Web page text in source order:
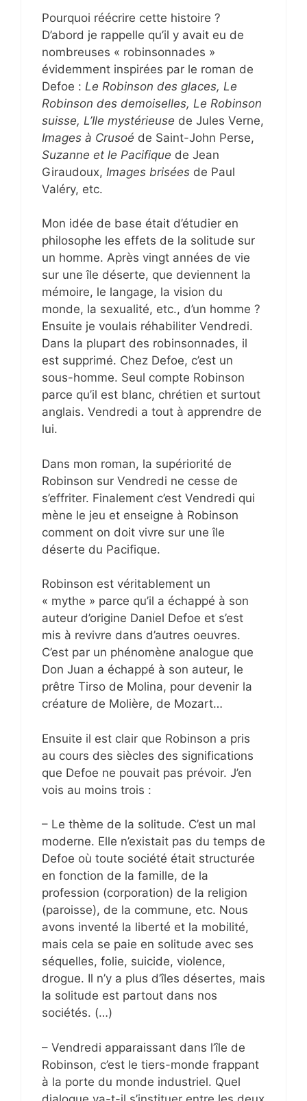
Pourquoi réécrire cette histoire ?
D’abord je rappelle qu’il y avait eu de
nombreuses « robinsonnades »
évidemment inspirées par le roman de
Defoe : Le Robinson des glaces, Le
Robinson des demoiselles, Le Robinson
suisse, L’Ile mystérieuse de Jules Verne,
Images à Crusoé de Saint-John Perse,
Suzanne et le Pacifique de Jean
Giraudoux, Images brisées de Paul
Valéry, etc.
Mon idée de base était d’étudier en
philosophe les effets de la solitude sur
un homme. Après vingt années de vie
sur une île déserte, que deviennent la
mémoire, le langage, la vision du
monde, la sexualité, etc., d’un homme ?
Ensuite je voulais réhabiliter Vendredi.
Dans la plupart des robinsonnades, il
est supprimé. Chez Defoe, c’est un
sous-homme. Seul compte Robinson
parce qu’il est blanc, chrétien et surtout
anglais. Vendredi a tout à apprendre de
lui.
Dans mon roman, la supériorité de
Robinson sur Vendredi ne cesse de
s’effriter. Finalement c’est Vendredi qui
mène le jeu et enseigne à Robinson
comment on doit vivre sur une île
déserte du Pacifique.
Robinson est véritablement un
« mythe » parce qu’il a échappé à son
auteur d’origine Daniel Defoe et s’est
mis à revivre dans d’autres oeuvres.
C’est par un phénomène analogue que
Don Juan a échappé à son auteur, le
prêtre Tirso de Molina, pour devenir la
créature de Molière, de Mozart…
Ensuite il est clair que Robinson a pris
au cours des siècles des significations
que Defoe ne pouvait pas prévoir. J’en
vois au moins trois :
– Le thème de la solitude. C’est un mal
moderne. Elle n’existait pas du temps de
Defoe où toute société était structurée
en fonction de la famille, de la
profession (corporation) de la religion
(paroisse), de la commune, etc. Nous
avons inventé la liberté et la mobilité,
mais cela se paie en solitude avec ses
séquelles, folie, suicide, violence,
drogue. Il n’y a plus d’îles désertes, mais
la solitude est partout dans nos
sociétés. (…)
– Vendredi apparaissant dans l’île de
Robinson, c’est le tiers-monde frappant
à la porte du monde industriel. Quel